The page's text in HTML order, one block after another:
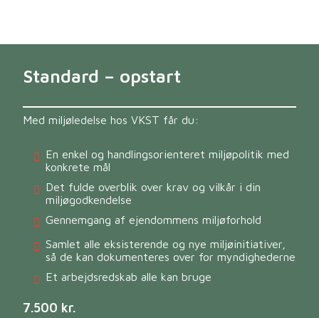
Standard – opstart
Med miljøledelse hos VKST får du:
En enkel og handlingsorienteret miljøpolitik med
konkrete mål
Det fulde overblik over krav og vilkår i din
miljøgodkendelse
Gennemgang af ejendommens miljøforhold
Samlet alle eksisterende og nye miljøinitiativer,
så de kan dokumenteres over for myndighederne
Et arbejdsredskab alle kan bruge
7.500 kr.